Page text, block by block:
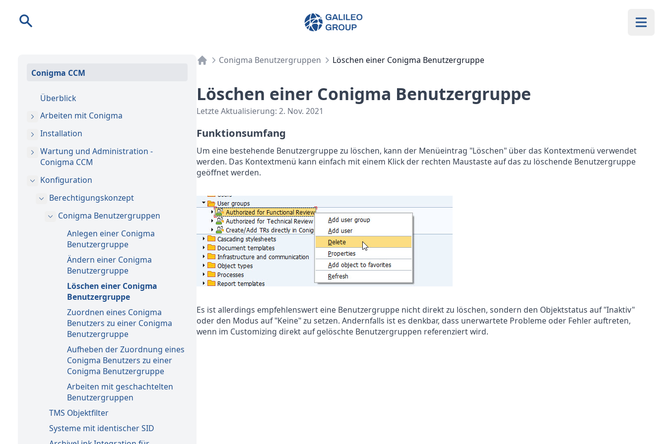
Suche Galileo Group AG
Conigma CCM
Überblick
Arbeiten mit Conigma
Installation
Wartung und Administration -
Conigma CCM
Konfiguration
Berechtigungskonzept
Conigma Benutzergruppen
Anlegen einer Conigma
Benutzergruppe
Ändern einer Conigma
Benutzergruppe
Löschen einer Conigma
Benutzergruppe
Zuordnen eines Conigma
Benutzers zu einer Conigma
Benutzergruppe
Aufheben der Zuordnung eines
Conigma Benutzers zu einer
Conigma Benutzergruppe
Arbeiten mit geschachtelten
Benutzergruppen
TMS Objektfilter
Systeme mit identischer SID
Conigma Benutzergruppen Löschen einer Conigma Benutzergruppe
Löschen einer Conigma Benutzergruppe
Letzte Aktualisierung: 2. Nov. 2021
Funktionsumfang
Um eine bestehende Benutzergruppe zu löschen, kann der Menüeintrag "Löschen" über das Kontextmenü verwendet
werden. Das Kontextmenü kann einfach mit einem Klick der rechten Maustaste auf das zu löschende Benutzergruppe
geöffnet werden.
Es ist allerdings empfehlenswert eine Benutzergruppe nicht direkt zu löschen, sondern den Objektstatus auf "Inaktiv"
oder den Modus auf "Keine" zu setzen. Andernfalls ist es denkbar, dass unerwartete Probleme oder Fehler auftreten,
wenn im Customizing direkt auf gelöschte Benutzergruppen referenziert wird.